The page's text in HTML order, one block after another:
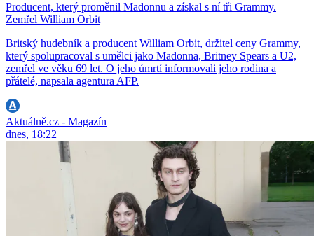
Producent, který proměnil Madonnu a získal s ní tři Grammy.
Zemřel William Orbit
Britský hudebník a producent William Orbit, držitel ceny Grammy,
který spolupracoval s umělci jako Madonna, Britney Spears a U2,
zemřel ve věku 69 let. O jeho úmrtí informovali jeho rodina a
přátelé, napsala agentura AFP.
Aktuálně.cz - Magazín
dnes, 18:22